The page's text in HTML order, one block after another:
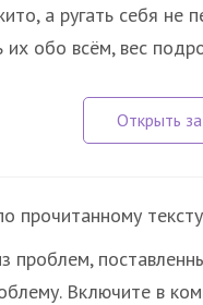
а ругать себя
их обо всём, вес
прочитанному
проблем,
Включите в